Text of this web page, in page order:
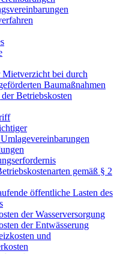
bei durch
Baumaßnahmen
Betriebskosten
gemäß § 2
öffentliche Lasten des
der Wasserversorgung
der Entwässerung
und